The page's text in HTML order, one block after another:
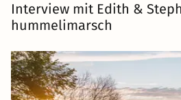
Interview mit Edith &
hummelimarsch